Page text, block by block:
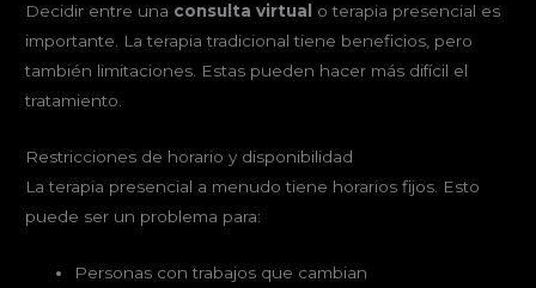
Decidir entre una consulta virtual
o terapia presencial es
importante. La terapia tradicional tiene beneficios, pero
también limitaciones. Estas pueden hacer más difícil el
tratamiento.
Restricciones de horario y disponibilidad
La terapia presencial a menudo tiene horarios fijos. Esto
puede ser un problema para:
Personas con trabajos que cambian